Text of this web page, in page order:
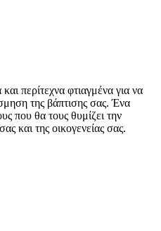
περίτεχνα φτιαγμένα για να
της βάπτισης σας. Ένα
που θα τους θυμίζει την
και της οικογενείας σας.